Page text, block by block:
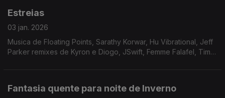
Estreias
03 jan. 2026
Musica de Floating Points, Sarathy Korwar, Hu Vibrational, Jeff
Parker remixes de Kyron e Diogo, JSwift, Femme Falafel, Tim
Fantasia quente para noite de Inverno